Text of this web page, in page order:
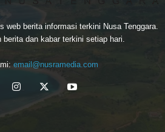
web berita informasi terkini Nusa Tenggara.
dan kabar terkini setiap hari.
email@nusramedia.com